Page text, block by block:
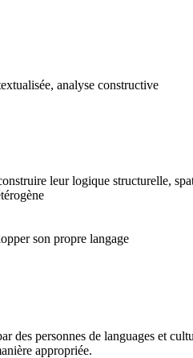
analyse constructive
leur logique structurelle,
son propre langage
des personnes de languages et
appropriée.